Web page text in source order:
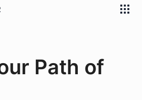
Path of